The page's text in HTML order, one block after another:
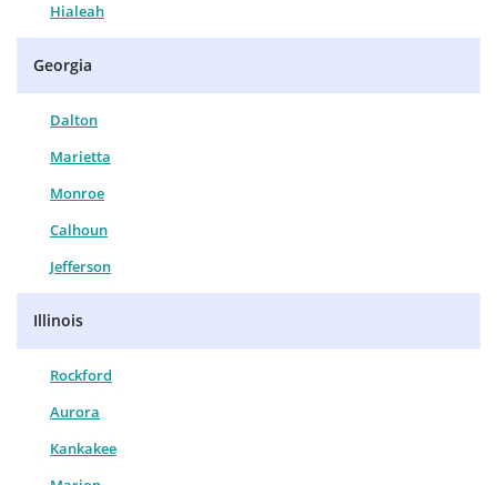
Hialeah
Georgia
Dalton
Marietta
Monroe
Calhoun
Jefferson
Illinois
Rockford
Aurora
Kankakee